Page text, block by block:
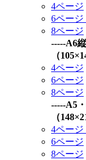
4ページ
6ページ
8ページ
-----A6
（
4ページ
6ページ
8ページ
-----A5
（
4ページ
6ページ
8ページ